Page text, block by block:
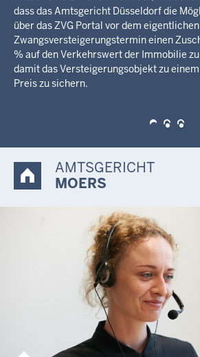
von 29,90 Euro aus der Kirche
ausdrücklich darauf hingewiesen, dass
dort angebotenen Vordrucks/Service
der gerichtlichen Gebühr und der
zuständigen Amtsgericht entbindet. Dies
Beglaubigung der Erklärung durch einen
AMTSGERICHT
MOERS